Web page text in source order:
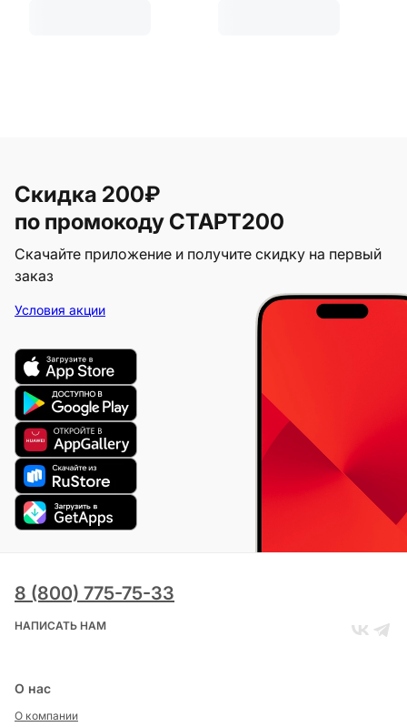
Скидка 200₽
по промокоду СТАРТ200
Скачайте приложение и получите скидку на первый
заказ
Условия акции
8 (800) 775-75-33
НАПИСАТЬ НАМ
О нас
О компании